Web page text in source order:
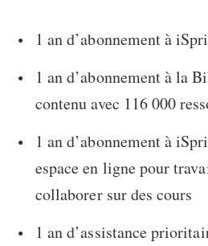
1 an d’abonnement à
1 an d’abonnement à la
contenu avec 116 000
1 an d’abonnement à
espace en ligne pour
collaborer sur des cours
1 an d’assistance